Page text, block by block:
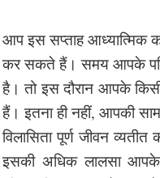
आप इस सप्ताह आध्यात्मिक
कर सकते हैं। समय आपके
है। तो इस दौरान आपके किसी
हैं। इतना ही नहीं, आपकी
विलासिता पूर्ण जीवन
इसकी अधिक लालसा आपके